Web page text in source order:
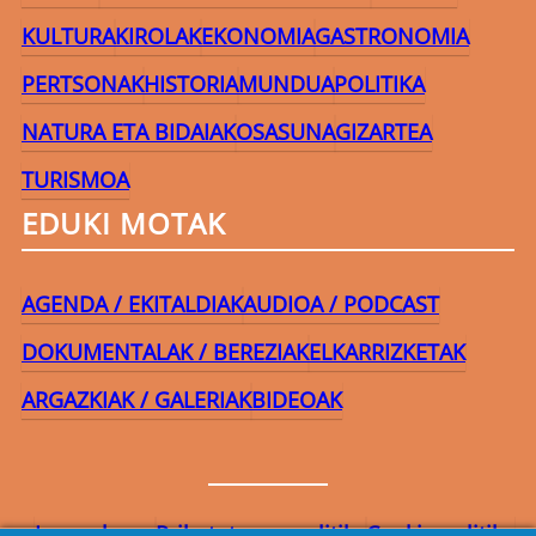
KULTURAKIROLAKEKONOMIAGASTRONOMIA
PERTSONAKHISTORIAMUNDUAPOLITIKA
NATURA ETA BIDAIAKOSASUNAGIZARTEA
TURISMOA
EDUKI MOTAK
AGENDA / EKITALDIAKAUDIOA / PODCAST
DOKUMENTALAK / BEREZIAKELKARRIZKETAK
ARGAZKIAK / GALERIAKBIDEOAK